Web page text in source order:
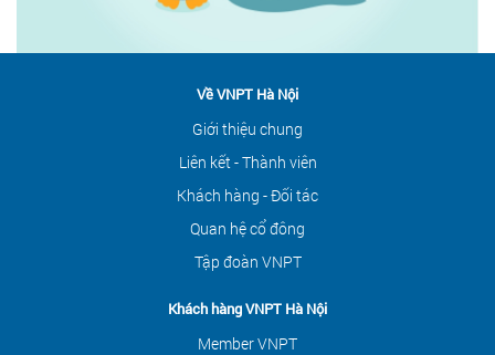
Về VNPT Hà Nội
Giới thiệu chung
Liên kết - Thành viên
Khách hàng - Đối tác
Quan hệ cổ đông
Tập đoàn VNPT
Khách hàng VNPT Hà Nội
Member VNPT